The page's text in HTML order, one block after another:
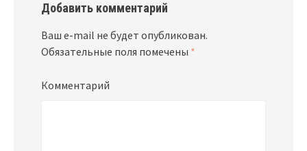
Добавить комментарий
Ваш e-mail не будет опубликован.
Обязательные поля помечены *
Комментарий